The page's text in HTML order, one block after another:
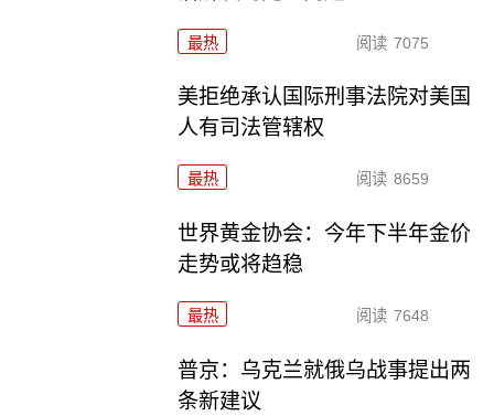
最热 阅读 7075
美拒绝承认国际刑事法院对美国
人有司法管辖权
最热 阅读 8659
世界黄金协会：今年下半年金价
走势或将趋稳
最热 阅读 7648
普京：乌克兰就俄乌战事提出两
条新建议